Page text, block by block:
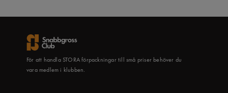
För att handla STORA förpackningar till små priser behöver du
vara medlem i klubben.